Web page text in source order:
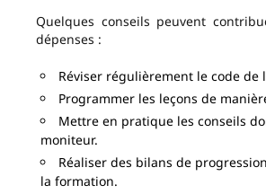
Quelques conseils peuvent
dépenses :
Réviser régulièrement le code de
Programmer les leçons de
Mettre en pratique les conseils
moniteur.
Réaliser des bilans de
la formation.